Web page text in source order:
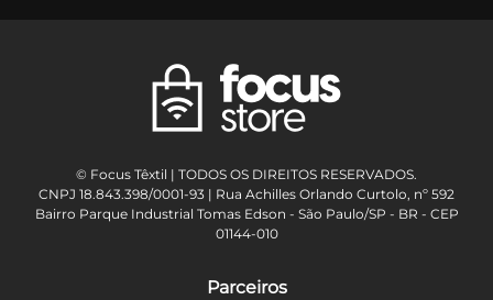
© Focus Têxtil | TODOS OS DIREITOS RESERVADOS.
CNPJ 18.843.398/0001-93 | Rua Achilles Orlando Curtolo, nº 592
Bairro Parque Industrial Tomas Edson - São Paulo/SP - BR - CEP
01144-010
Parceiros